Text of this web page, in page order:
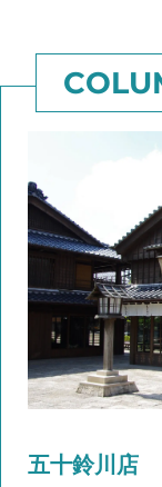
五十鈴川店